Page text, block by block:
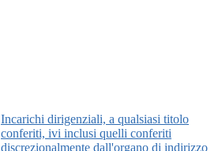
Incarichi dirigenziali, a qualsiasi titolo
conferiti, ivi inclusi quelli conferiti
discrezionalmente dall'organo di indirizzo